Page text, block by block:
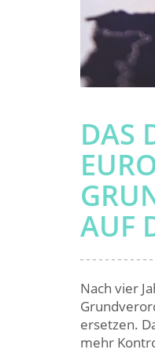
DAS
AUF
Nach vier
ersetzen.
mehr